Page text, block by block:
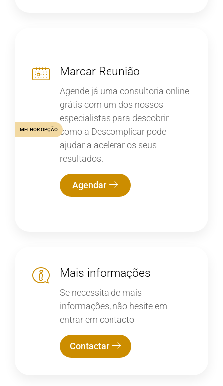
Marcar Reunião
Agende já uma consultoria online
grátis com um dos nossos
especialistas para descobrir
como a Descomplicar pode
ajudar a acelerar os seus
resultados.
Agendar
MELHOR OPÇÃO
Mais informações
Se necessita de mais
informações, não hesite em
entrar em contacto
Contactar